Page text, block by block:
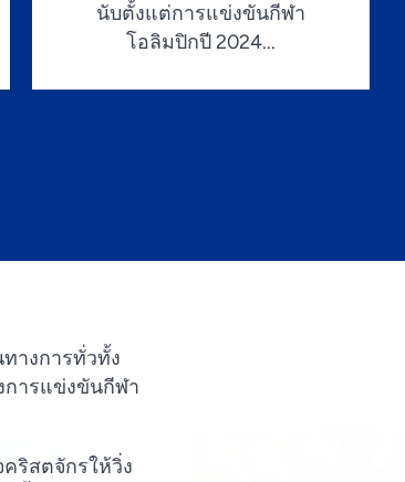
นับตั้งแต่การแข่งขันกีฬา
โอลิมปิกปี 2024...
างการทั่วทั้ง
การแข่งขันกีฬา
คริสตจักรให้วิ่ง